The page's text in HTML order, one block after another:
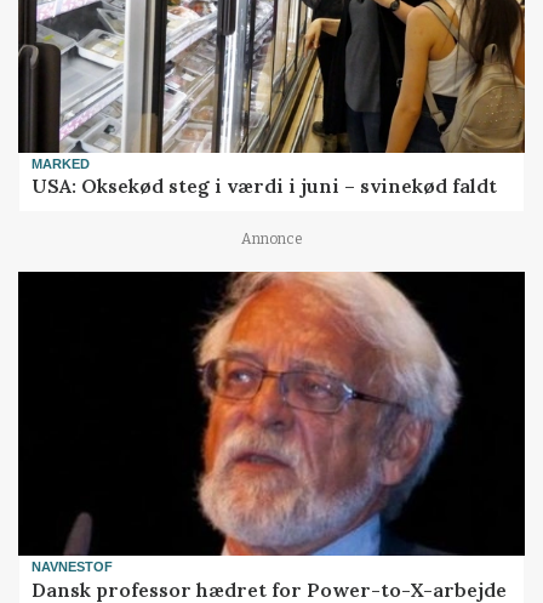
MARKED
USA: Oksekød steg i værdi i juni – svinekød faldt
Annonce
NAVNESTOF
Dansk professor hædret for Power-to-X-arbejde